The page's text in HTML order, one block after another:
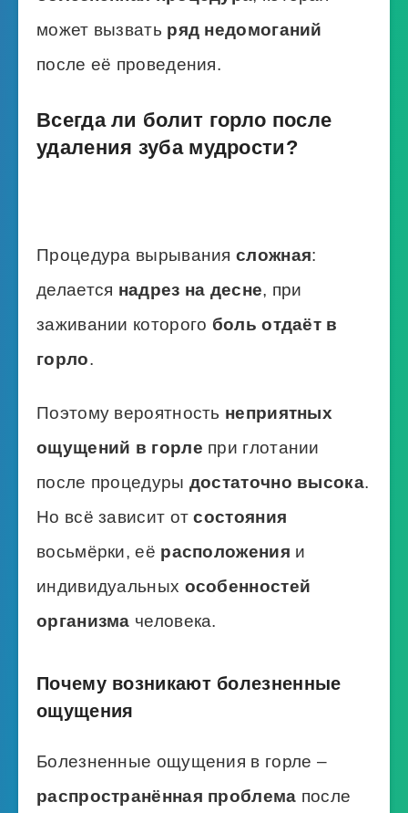
может вызвать ряд недомоганий
после её проведения.
Всегда ли болит горло после
удаления зуба мудрости?
Процедура вырывания сложная:
делается надрез на десне, при
заживании которого боль отдаёт в
горло.
Поэтому вероятность неприятных
ощущений в горле при глотании
после процедуры достаточно высока.
Но всё зависит отсостояния
восьмёрки, её расположения и
индивидуальных особенностей
организма человека.
Почему возникают болезненные
ощущения
Болезненные ощущения в горле –
распространённая проблема после